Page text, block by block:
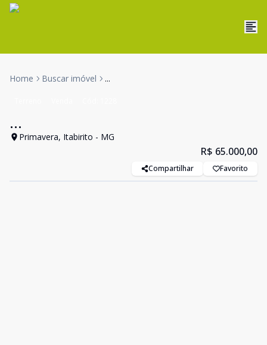
Home Buscar imóvel ...
...
Primavera, Itabirito - MG
R$ 65.000,00
Compartilhar Favorito